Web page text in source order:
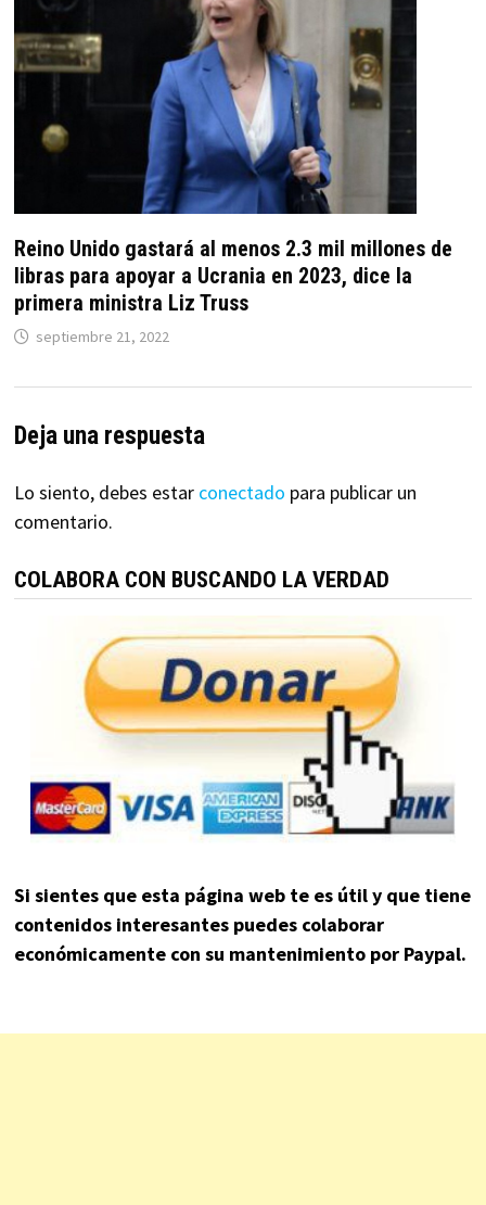
Reino Unido gastará al menos 2.3 mil millones de
libras para apoyar a Ucrania en 2023, dice la
primera ministra Liz Truss
septiembre 21, 2022
Deja una respuesta
Lo siento, debes estar conectado para publicar un
comentario.
COLABORA CON BUSCANDO LA VERDAD
Si sientes que esta página web te es útil y que tiene
contenidos interesantes puedes colaborar
económicamente con su mantenimiento por Paypal.